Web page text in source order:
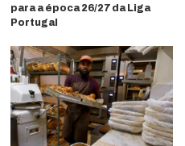
para a época 26/27 da Liga
Portugal